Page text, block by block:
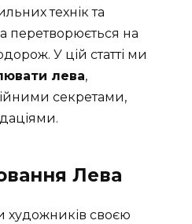
технік та
перетворюється на
У цій статті ми
лева,
секретами,
Лева
своєю